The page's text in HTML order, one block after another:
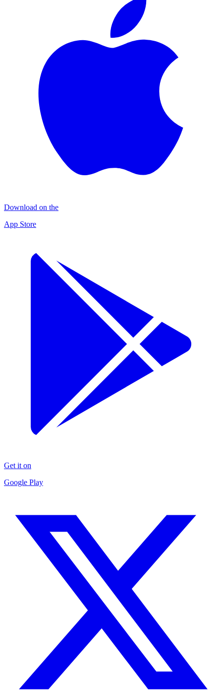
Download on the
App Store
Get it on
Google Play